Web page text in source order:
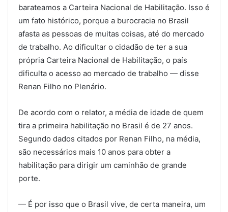
barateamos a Carteira Nacional de Habilitação. Isso é
um fato histórico, porque a burocracia no Brasil
afasta as pessoas de muitas coisas, até do mercado
de trabalho. Ao dificultar o cidadão de ter a sua
própria Carteira Nacional de Habilitação, o país
dificulta o acesso ao mercado de trabalho — disse
Renan Filho no Plenário.
De acordo com o relator, a média de idade de quem
tira a primeira habilitação no Brasil é de 27 anos.
Segundo dados citados por Renan Filho, na média,
são necessários mais 10 anos para obter a
habilitação para dirigir um caminhão de grande
porte.
— É por isso que o Brasil vive, de certa maneira, um